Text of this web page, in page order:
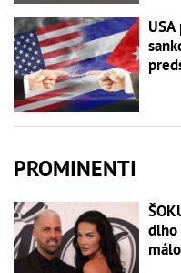
PROMINENTI
dlho